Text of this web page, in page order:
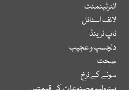
انٹرٹینمنٹ
لائف اسٹائل
ٹاپ ٹرینڈ
دلچسپ و عجیب
صحت
سونے کے نرخ